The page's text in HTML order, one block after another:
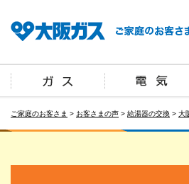
ご家庭のお客さま > お客さまの声 > 給湯器の交換 > 大